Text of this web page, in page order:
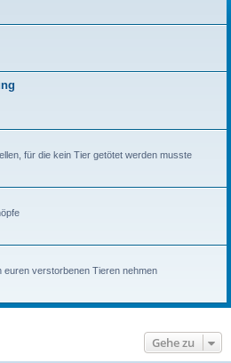
für die kein Tier getötet werden musste
euren verstorbenen Tieren nehmen
Gehe zu